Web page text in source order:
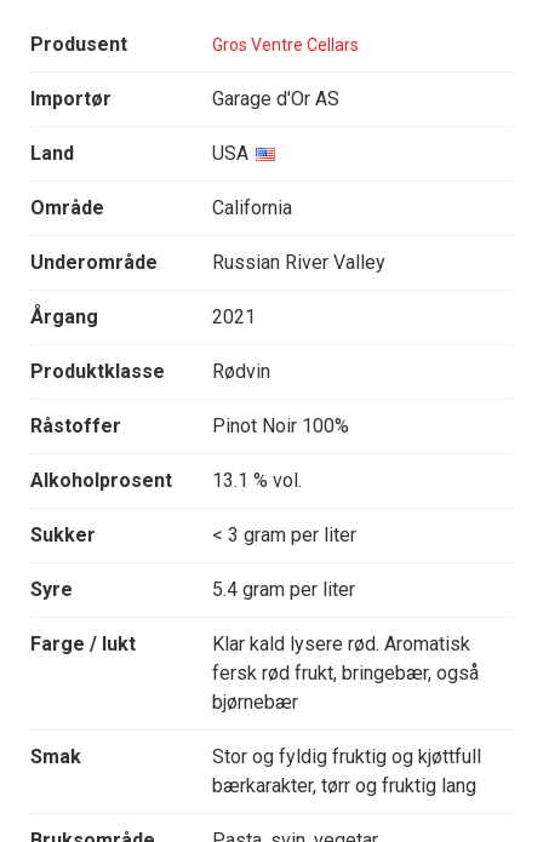
Produsent Gros Ventre Cellars
Importør Garage d'Or AS
Land USA
Område California
Underområde Russian River Valley
Årgang 2021
Produktklasse Rødvin
Råstoffer Pinot Noir 100%
Alkoholprosent 13.1 % vol.
Sukker < 3 gram per liter
Syre 5.4 gram per liter
Farge / lukt
Klar kald lysere rød. Aromatisk
fersk rød frukt, bringebær, også
bjørnebær
Smak
Stor og fyldig fruktig og kjøttfull
bærkarakter, tørr og fruktig lang